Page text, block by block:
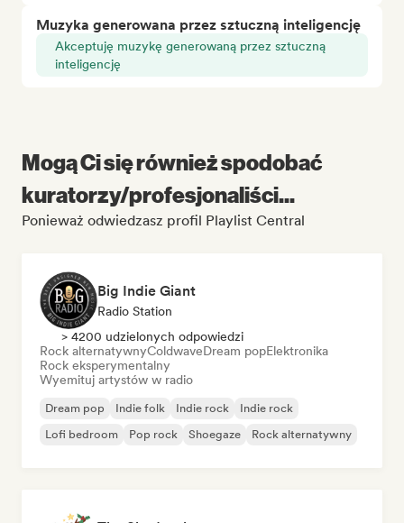
Muzyka generowana przez sztuczną inteligencję
Akceptuję muzykę generowaną przez sztuczną
inteligencję
Mogą Ci się również spodobać
kuratorzy/profesjonaliści...
Ponieważ odwiedzasz profil Playlist Central
Big Indie Giant
Radio Station
> 4200 udzielonych odpowiedzi
Rock alternatywnyColdwaveDream popElektronika
Rock eksperymentalny
Wyemituj artystów w radio
Dream pop Indie folk Indie rock
Indie rock
Lofi bedroom
Pop rock Shoegaze Rock alternatywny